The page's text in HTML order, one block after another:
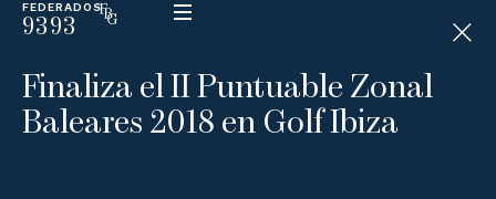
FEDERADOS
9393
ESP
N
D
I
C
Finaliza el II Puntuable Zonal
Baleares 2018 en Golf Ibiza